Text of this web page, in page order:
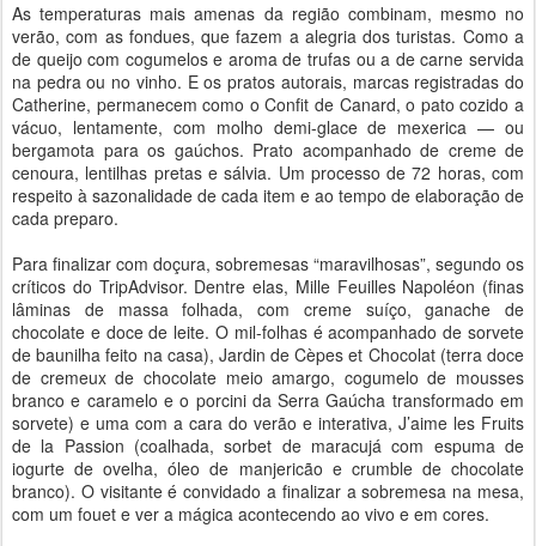
As temperaturas mais amenas da região combinam, mesmo no
verão, com as fondues, que fazem a alegria dos turistas. Como a
de queijo com cogumelos e aroma de trufas ou a de carne servida
na pedra ou no vinho. E os pratos autorais, marcas registradas do
Catherine, permanecem como o Confit de Canard, o pato cozido a
vácuo, lentamente, com molho demi-glace de mexerica — ou
bergamota para os gaúchos. Prato acompanhado de creme de
cenoura, lentilhas pretas e sálvia. Um processo de 72 horas, com
respeito à sazonalidade de cada item e ao tempo de elaboração de
cada preparo.
Para finalizar com doçura, sobremesas “maravilhosas”, segundo os
críticos do TripAdvisor. Dentre elas, Mille Feuilles Napoléon (finas
lâminas de massa folhada, com creme suíço, ganache de
chocolate e doce de leite. O mil-folhas é acompanhado de sorvete
de baunilha feito na casa), Jardin de Cèpes et Chocolat (terra doce
de cremeux de chocolate meio amargo, cogumelo de mousses
branco e caramelo e o porcini da Serra Gaúcha transformado em
sorvete) e uma com a cara do verão e interativa, J’aime les Fruits
de la Passion (coalhada, sorbet de maracujá com espuma de
iogurte de ovelha, óleo de manjericão e crumble de chocolate
branco). O visitante é convidado a finalizar a sobremesa na mesa,
com um fouet e ver a mágica acontecendo ao vivo e em cores.